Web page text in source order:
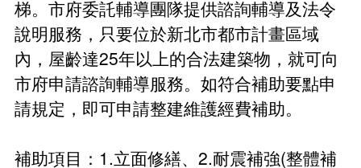
防災型都更行動方案
防災型建築加速改善要點申請
新北市加速推動都市危險建築物重建專案計畫
公辦都市更新
都市更新推動師
新北市危險建築物580專案
各委員會名冊
都更中繼住宅政策
都更中繼住宅專案計畫
租賃住宅媒合服務
都更你說
新手村
安全及衛生防護專區
地震專區
0507說明會
0403震損受災戶住宅補貼方案
申辦管理
梯。市府委託輔導團隊提供諮詢輔導及法令
說明服務，只要位於新北市都市計畫區域
內，屋齡達25年以上的合法建築物，就可向
市府申請諮詢輔導服務。如符合補助要點申
請規定，即可申請整建維護經費補助。
補助項目：1.立面修繕、2.耐震補強(整體補